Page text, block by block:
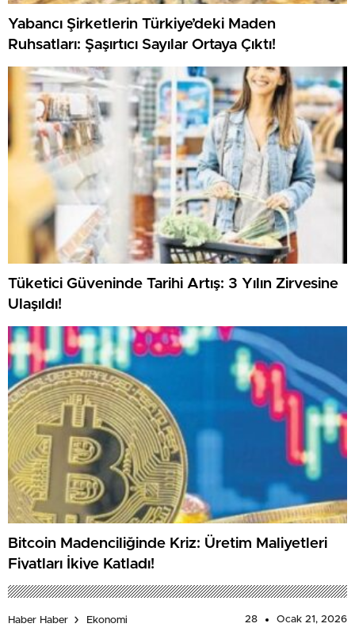
Yabancı Şirketlerin Türkiye’deki Maden
Ruhsatları: Şaşırtıcı Sayılar Ortaya Çıktı!
Tüketici Güveninde Tarihi Artış: 3 Yılın Zirvesine
Ulaşıldı!
Bitcoin Madenciliğinde Kriz: Üretim Maliyetleri
Fiyatları İkiye Katladı!
Haber Haber Ekonomi 28 Ocak 21, 2026